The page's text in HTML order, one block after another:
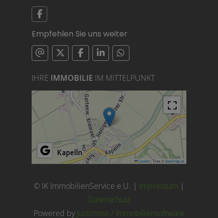
Empfehlen Sie uns weiter
IHRE IMMOBILIE IM MITTELPUNKT
Leaflet| Tiles ©basemap.at
© IK ImmobilienService e.U. | Impressum |
Datenschutz
Powered by Justimmo / Immobiliensoftware